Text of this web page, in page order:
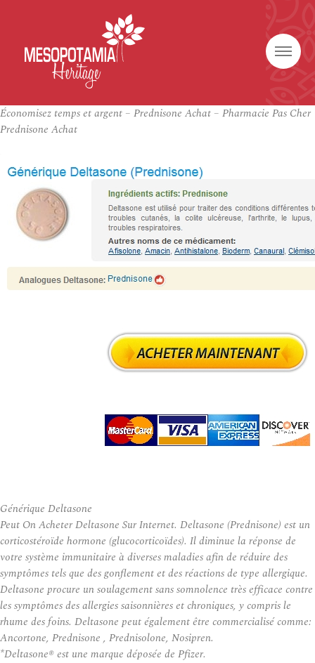
Économisez temps et argent – Prednisone Achat – Pharmacie Pas Cher
Prednisone Achat
Générique Deltasone
Peut On Acheter Deltasone Sur Internet. Deltasone (Prednisone) est un
corticostéroïde hormone (glucocorticoïdes). Il diminue la réponse de
votre système immunitaire à diverses maladies afin de réduire des
symptômes tels que des gonflement et des réactions de type allergique.
Deltasone procure un soulagement sans somnolence très efficace contre
les symptômes des allergies saisonnières et chroniques, y compris le
rhume des foins. Deltasone peut également être commercialisé comme:
Ancortone, Prednisone , Prednisolone, Nosipren.
*Deltasone® est une marque déposée de Pfizer.